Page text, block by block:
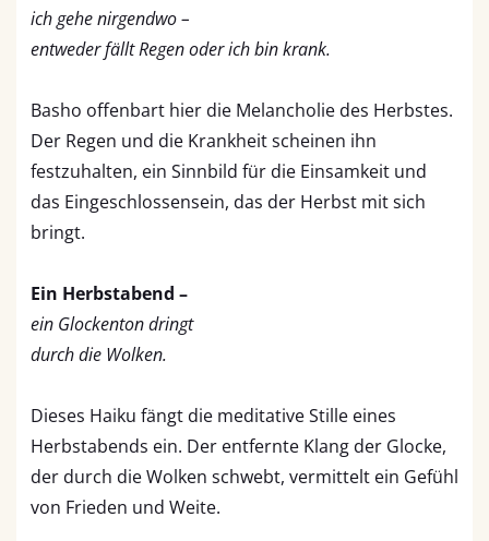
ich gehe nirgendwo –
entweder fällt Regen oder ich bin krank.
Basho offenbart hier die Melancholie des Herbstes.
Der Regen und die Krankheit scheinen ihn
festzuhalten, ein Sinnbild für die Einsamkeit und
das Eingeschlossensein, das der Herbst mit sich
bringt.
Ein Herbstabend –
ein Glockenton dringt
durch die Wolken.
Dieses Haiku fängt die meditative Stille eines
Herbstabends ein. Der entfernte Klang der Glocke,
der durch die Wolken schwebt, vermittelt ein Gefühl
von Frieden und Weite.